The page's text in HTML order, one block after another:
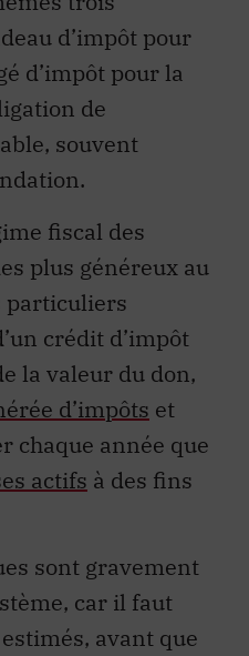
d’impôt pour
d’impôt pour la
de
souvent
fiscal des
plus généreux au
particuliers
crédit d’impôt
la valeur du don,
d’impôts et
chaque année que
actifs à des fins
sont gravement
car il faut
avant que